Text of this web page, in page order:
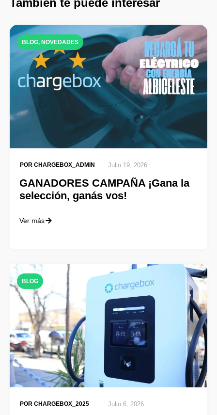
BLOG, NOVEDADES
POR CHARGEBOX_ADMIN Julio 19, 2026
GANADORES CAMPAÑA ¡Gana la
selección, ganás vos!
Ver más
BLOG
POR CHARGEBOX_2025 Julio 6, 2026